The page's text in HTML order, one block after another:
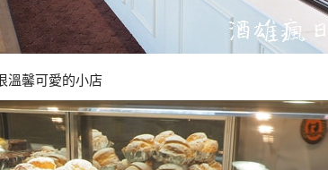
溫馨可愛的小店